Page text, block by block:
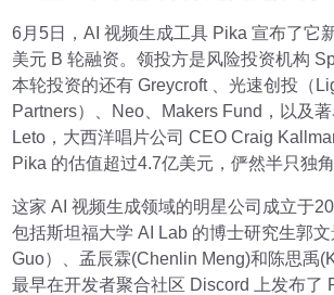
6月5日，AI 视频生成工具 Pika 宣布了它
美元 B 轮融资。领投方是风险投资机构
本轮投资的还有 Greycroft 、光速创投（
Partners）、Neo、Makers Fund，以及
Leto，大西洋唱片公司 CEO Craig
Pika 的估值超过4.7亿美元，俨然半只独角
这家 AI 视频生成领域的明星公司成立于
包括斯坦福大学 AI Lab 的博士研究生郭
Guo）、孟辰霖(Chenlin Meng)和陈思禹
最早在开发者聚合社区 Discord 上发布了